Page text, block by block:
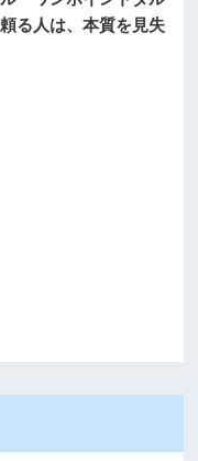
る人は、本質を見失